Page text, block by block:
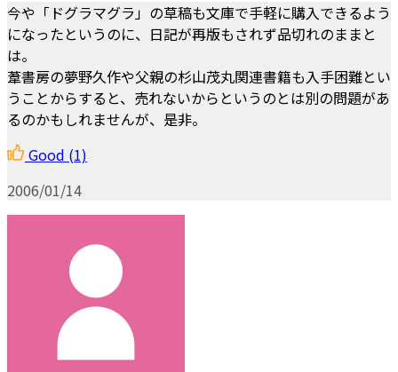
今や「ドグラマグラ」の草稿も文庫で手軽に購入できるよう
になったというのに、日記が再版もされず品切れのままと
は。
葦書房の夢野久作や父親の杉山茂丸関連書籍も入手困難とい
うことからすると、売れないからというのとは別の問題があ
るのかもしれませんが、是非。
Good (1)
2006/01/14